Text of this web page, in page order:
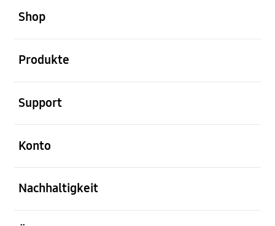
Shop
Produkte
Support
Konto
Nachhaltigkeit